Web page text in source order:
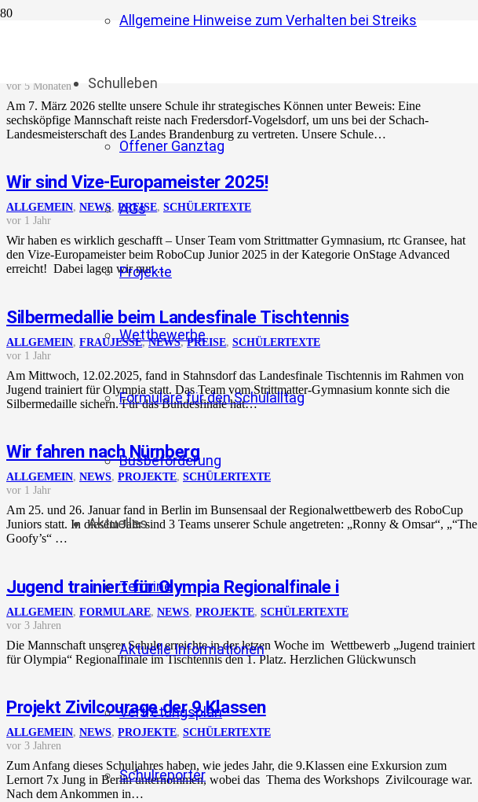
Allgemeine Hinweise zum Verhalten bei Streiks
Schulleben
Offener Ganztag
AGs
Projekte
Wettbewerbe
Formulare für den Schulalltag
Busbeförderung
Aktuelles
Termine
Aktuelle Informationen
Vertretungsplan
Schulreporter
vor 5 Monaten
Am 7. März 2026 stellte unsere Schule ihr strategisches Können unter Beweis: Eine
sechsköpfige Mannschaft reiste nach Fredersdorf-Vogelsdorf, um uns bei der Schach-
Landesmeisterschaft des Landes Brandenburg zu vertreten. Unsere Schule…
Wir sind Vize-Europameister 2025!
ALLGEMEIN, NEWS, PREISE, SCHÜLERTEXTE
vor 1 Jahr
Wir haben es wirklich geschafft – Unser Team vom Strittmatter Gymnasium, rtc Gransee, hat
den Vize-Europameister beim RoboCup Junior 2025 in der Kategorie OnStage Advanced
erreicht! Dabei lagen wir nur…
Silbermedallie beim Landesfinale Tischtennis
ALLGEMEIN, FRAUJESSE,NEWS,PREISE, SCHÜLERTEXTE
vor 1 Jahr
Am Mittwoch, 12.02.2025, fand in Stahnsdorf das Landesfinale Tischtennis im Rahmen von
Jugend trainiert für Olympia statt. Das Team vom Strittmatter-Gymnasium konnte sich die
Silbermedaille sichern. Für das Bundesfinale hat…
Wir fahren nach Nürnberg
ALLGEMEIN, NEWS, PROJEKTE, SCHÜLERTEXTE
vor 1 Jahr
Am 25. und 26. Januar fand in Berlin im Bunsensaal der Regionalwettbewerb des RoboCup
Juniors statt. In diesem Jahr sind 3 Teams unserer Schule angetreten: „Ronny & Omsar“, „“The
Goofy’s“ …
Jugend trainiert für Olympia Regionalfinale i
ALLGEMEIN, FORMULARE, NEWS, PROJEKTE, SCHÜLERTEXTE
vor 3 Jahren
Die Mannschaft unserer Schule erreichte in der letzen Woche im Wettbewerb „Jugend trainiert
für Olympia“ Regionalfinale im Tischtennis den 1. Platz. Herzlichen Glückwunsch
Projekt Zivilcourage der 9.Klassen
ALLGEMEIN, NEWS, PROJEKTE, SCHÜLERTEXTE
vor 3 Jahren
Zum Anfang dieses Schuljahres haben, wie jedes Jahr, die 9.Klassen eine Exkursion zum
Lernort 7x Jung in Berlin unternommen, wobei das Thema des Workshops Zivilcourage war.
Nach dem Ankommen in…